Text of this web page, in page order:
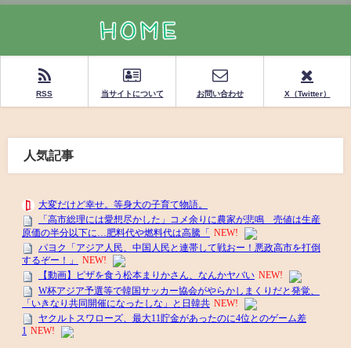
RSS 当サイトについて お問い合わせ X（Twitter）
人気記事